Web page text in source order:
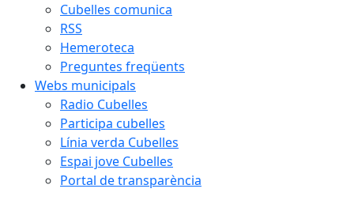
Cubelles comunica
RSS
Hemeroteca
Preguntes freqüents
Webs municipals
Radio Cubelles
Participa cubelles
Línia verda Cubelles
Espai jove Cubelles
Portal de transparència